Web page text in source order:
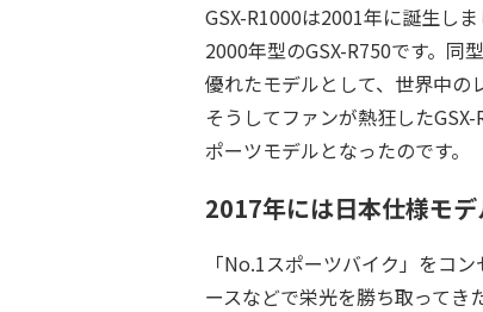
GSX-R1000​​は2001年に誕生し
2000年型のGSX-R750​​です。同
優れたモデルとして、世界中の
そうしてファンが熱狂した
ポーツモデルとなったのです。
2017年には日本仕様モ
「No.1スポーツバイク」をコ
ースなどで栄光を勝ち取ってき